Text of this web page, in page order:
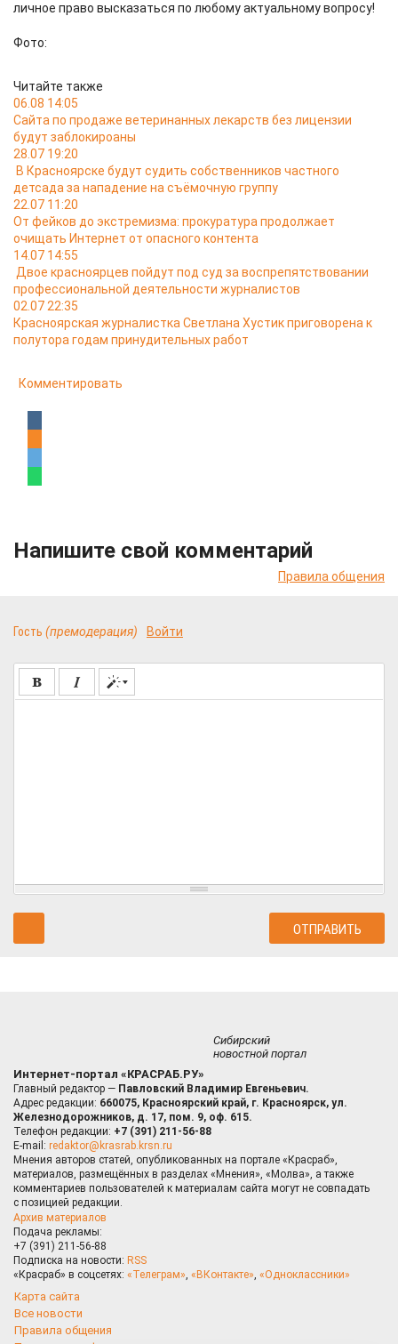
личное право высказаться по любому актуальному вопросу!
Фото:
Читайте также
06.08 14:05
Сайта по продаже ветеринанных лекарств без лицензии
будут заблокироаны
28.07 19:20
В Красноярске будут судить собственников частного
детсада за нападение на съёмочную группу
22.07 11:20
От фейков до экстремизма: прокуратура продолжает
очищать Интернет от опасного контента
14.07 14:55
Двое красноярцев пойдут под суд за воспрепятствовании
профессиональной деятельности журналистов
02.07 22:35
Красноярская журналистка Светлана Хустик приговорена к
полутора годам принудительных работ
Комментировать
Напишите свой комментарий
Правила общения
Гость (премодерация) Войти
Сибирский
новостной портал
Интернет-портал «КРАСРАБ.РУ»
Главный редактор — Павловский Владимир Евгеньевич.
Адрес редакции: 660075, Красноярский край, г. Красноярск, ул.
Железнодорожников, д. 17, пом. 9, оф. 615.
Телефон редакции: +7 (391) 211-56-88
E-mail: redaktor@krasrab.krsn.ru
Мнения авторов статей, опубликованных на портале «Красраб»,
материалов, размещённых в разделах «Мнения», «Молва», а также
комментариев пользователей к материалам сайта могут не совпадать
с позицией редакции.
Архив материалов
Подача рекламы:
+7 (391) 211-56-88
Подписка на новости: RSS
«Красраб» в соцсетях: «Телеграм», «ВКонтакте», «Одноклассники»
Карта сайта
Все новости
Правила общения